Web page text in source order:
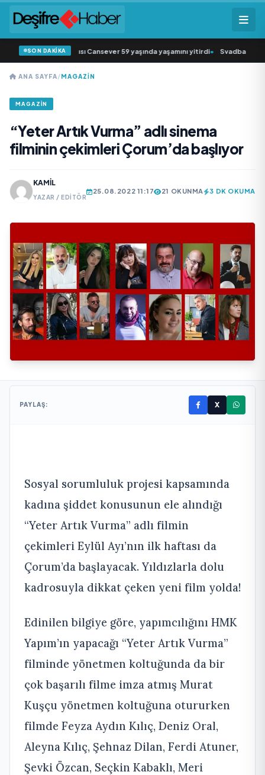
SON DAKİKA
sevilen sanatçısı Cansever 59 yaşında yaşamını yitirdi• Svadba Zincirleri
ANA SAYFA/MAGAZIN
MAGAZIN
“Yeter Artık Vurma” adlı sinema
filminin çekimleri Çorum’da başlıyor
KAMIL
YAZAR / EDITÖR
25.08.2022 11:17 21 OKUNMA 3 DK OKUMA
PAYLAŞ: X
Sosyal sorumluluk projesi kapsamında
kadına şiddet konusunun ele alındığı
“Yeter Artık Vurma” adlı filmin
çekimleri Eylül Ayı’nın ilk haftası da
Çorum’da başlayacak. Yıldızlarla dolu
kadrosuyla dikkat çeken yeni film yolda!
Edinilen bilgiye göre, yapımcılığını HMK
Yapım’ın yapacağı “Yeter Artık Vurma”
filminde yönetmen koltuğunda da bir
çok başarılı filme imza atmış Murat
Kuşçu yönetmen koltuğuna otururken
filmde Feyza Aydın Kılıç, Deniz Oral,
Aleyna Kılıç, Şehnaz Dilan, Ferdi Atuner,
Şevki Özcan, Seçkin Kabaklı, Meri